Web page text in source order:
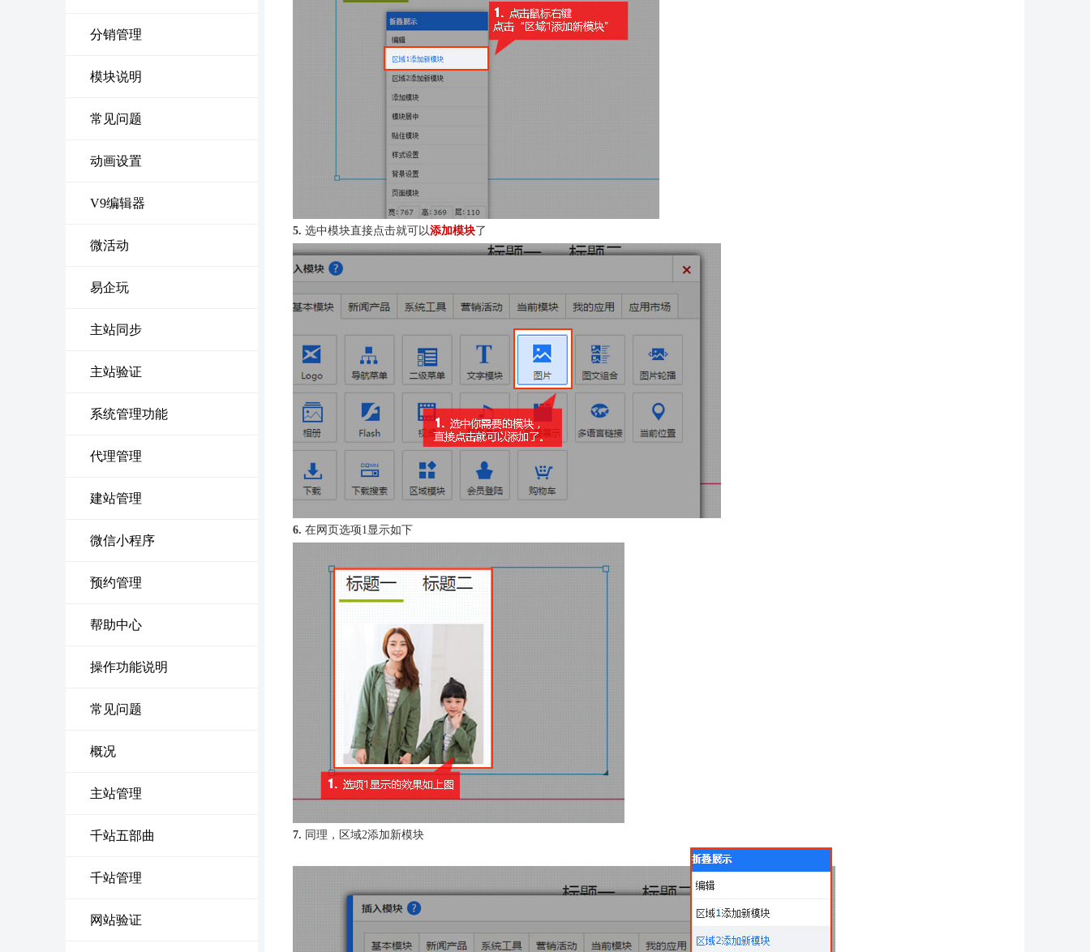
分销管理
模块说明
常见问题
动画设置
V9编辑器
微活动
易企玩
主站同步
主站验证
系统管理功能
代理管理
建站管理
微信小程序
预约管理
帮助中心
操作功能说明
常见问题
概况
主站管理
千站五部曲
千站管理
网站验证
5. 选中模块直接点击就可以添加模块了
6. 在网页选项1显示如下
7. 同理，区域2添加新模块